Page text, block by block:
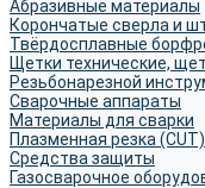
Абразивные материалы
Корончатые сверла и
Твёрдосплавные
Щетки технические,
Резьбонарезной
Сварочные аппараты
Материалы для сварки
Плазменная резка (CUT)
Средства защиты
Газосварочное